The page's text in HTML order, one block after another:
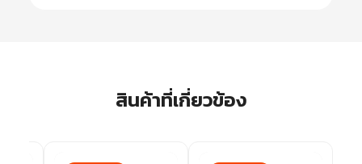
สินค้าที่เกี่ยวข้อง